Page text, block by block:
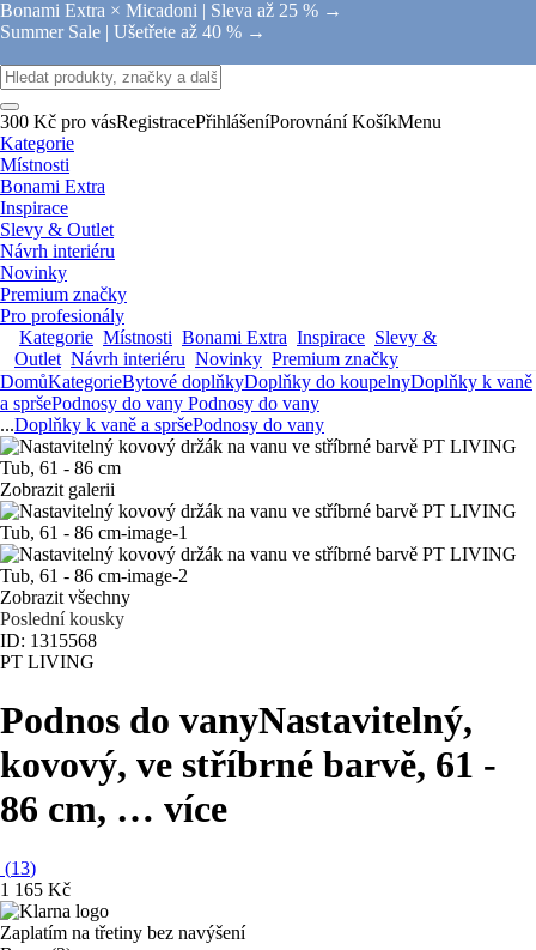
Bonami Extra × Micadoni | Sleva až 25 % →
Summer Sale | Ušetřete až 40 % →
300 Kč pro vásRegistracePřihlášeníPorovnání KošíkMenu
Kategorie
Místnosti
Bonami Extra
Inspirace
Slevy & Outlet
Návrh interiéru
Novinky
Premium značky
Pro profesionály
Kategorie Místnosti Bonami Extra Inspirace Slevy &
Outlet Návrh interiéru Novinky Premium značky
DomůKategorieBytové doplňkyDoplňky do koupelnyDoplňky k vaně
a spršePodnosy do vany Podnosy do vany
...Doplňky k vaně a spršePodnosy do vany
Zobrazit galerii
Zobrazit všechny
Poslední kousky
ID: 1315568
PT LIVING
Podnos do vanyNastavitelný,
kovový, ve stříbrné barvě, 61 -
86 cm, … více
(13)
1 165 Kč
Zaplatím na třetiny bez navýšení